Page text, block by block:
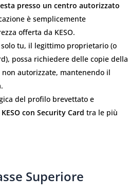
presso un centro autorizzato
è semplicemente
offerta da KESO.
tu, il legittimo proprietario (o
possa richiedere delle copie della
autorizzate, mantenendo il
del profilo brevettato e
con Security Card tra le più
Superiore